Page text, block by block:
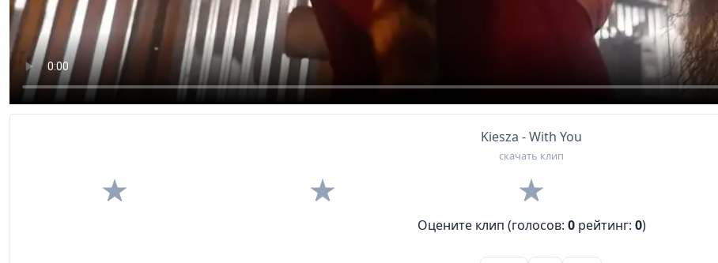
Kiesza - With You
скачать клип
Оцените клип (голосов: 0 рейтинг: 0)